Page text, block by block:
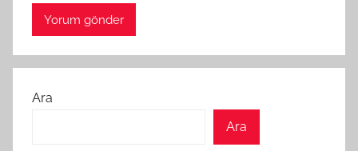
Ara
Ara